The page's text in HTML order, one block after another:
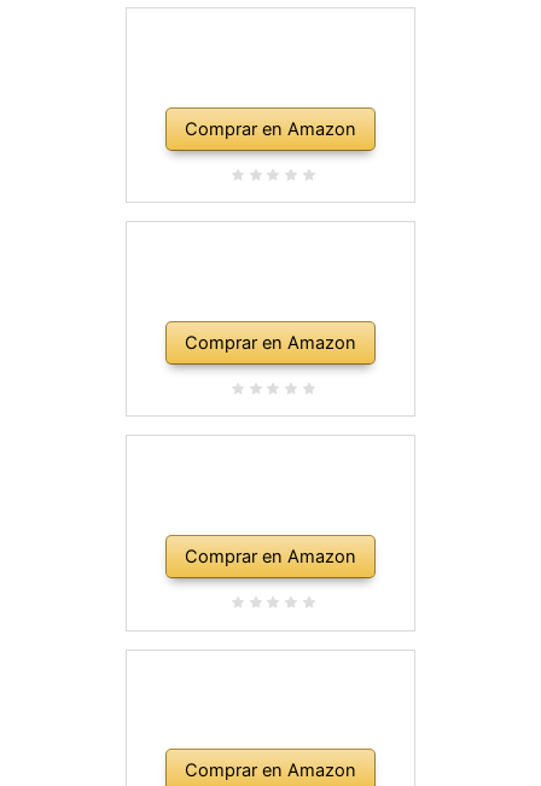
Comprar en Amazon
Comprar en Amazon
Comprar en Amazon
Comprar en Amazon